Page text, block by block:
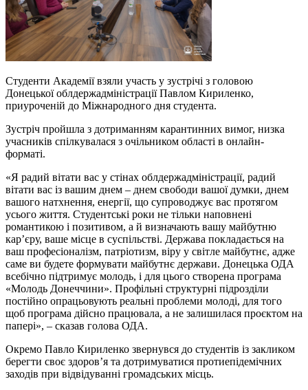
Студенти Академії взяли участь у зустрічі з головою
Донецької облдержадміністрації Павлом Кириленко,
приуроченій до Міжнародного дня студента.
Зустріч пройшла з дотриманням карантинних вимог, низка
учасників спілкувалася з очільником області в онлайн-
форматі.
«Я радий вітати вас у стінах облдержадміністрації, радий
вітати вас із вашим днем – днем свободи вашої думки, днем
вашого натхнення, енергії, що супроводжує вас протягом
усього життя. Студентські роки не тільки наповнені
романтикою і позитивом, а й визначають вашу майбутню
кар’єру, ваше місце в суспільстві. Держава покладається на
ваш професіоналізм, патріотизм, віру у світле майбутнє, адже
саме ви будете формувати майбутнє держави. Донецька ОДА
всебічно підтримує молодь, і для цього створена програма
«Молодь Донеччини». Профільні структурні підрозділи
постійно опрацьовують реальні проблеми молоді, для того
щоб програма дійсно працювала, а не залишилася проєктом на
папері», – сказав голова ОДА.
Окремо Павло Кириленко звернувся до студентів із закликом
берегти своє здоров’я та дотримуватися протиепідемічних
заходів при відвідуванні громадських місць.